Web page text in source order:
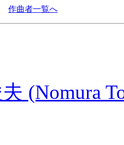
作曲者一覧へ
(Nomura